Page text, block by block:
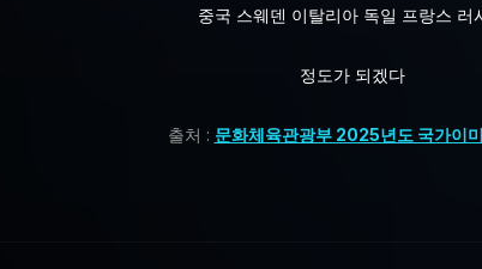
중국 스웨덴 이탈리아 독일 프랑스 러
정도가 되겠다
출처 : 문화체육관광부 2025년도 국가이